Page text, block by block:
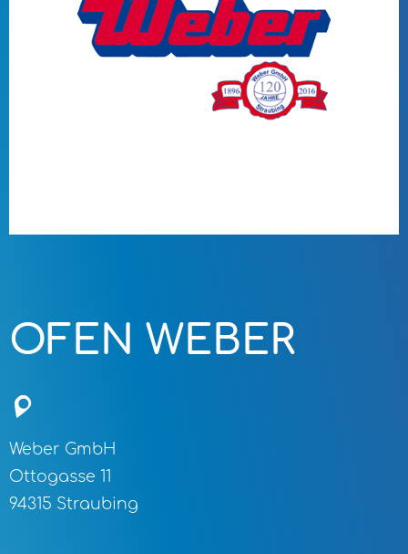
OFEN WEBER
Weber GmbH
Ottogasse 11
94315 Straubing